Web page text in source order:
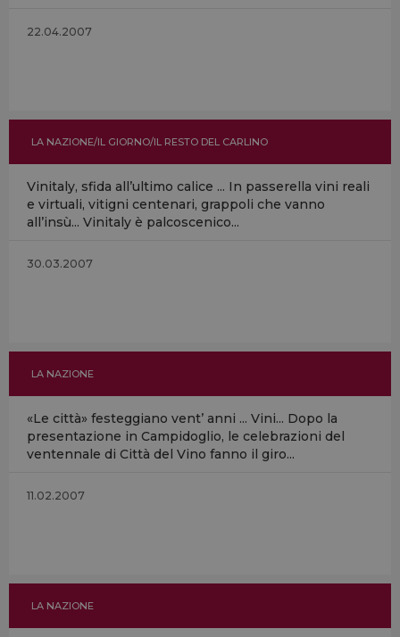
22.04.2007
LA NAZIONE/IL GIORNO/IL RESTO DEL CARLINO
Vinitaly, sfida all’ultimo calice ... In passerella vini reali
e virtuali, vitigni centenari, grappoli che vanno
all’insù... Vinitaly è palcoscenico...
30.03.2007
LA NAZIONE
«Le città» festeggiano vent’ anni ... Vini... Dopo la
presentazione in Campidoglio, le celebrazioni del
ventennale di Città del Vino fanno il giro...
11.02.2007
LA NAZIONE